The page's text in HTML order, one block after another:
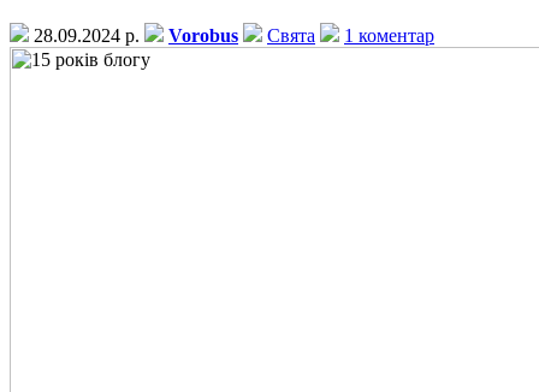
28.09.2024 р. Vorobus Свята 1 коментар